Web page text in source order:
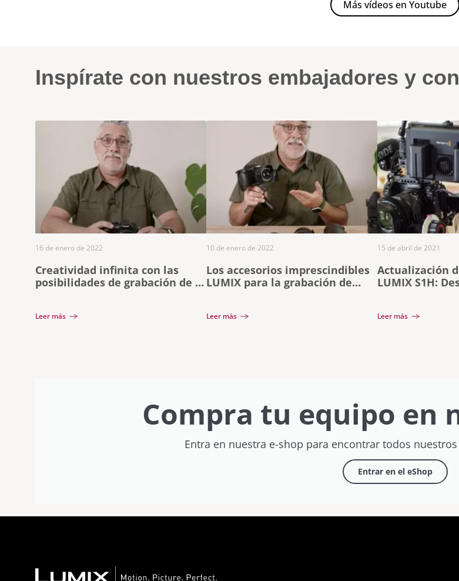
Más vídeos en Youtube
Inspírate con nuestros embajadores y
Creatividad infinita con las
posibilidades de grabación de la
Leer más
16 de enero de 2022
Los accesorios imprescindibles
LUMIX para la grabación de
Leer más
10 de enero de 2022
Actualización
LUMIX S1H:
Leer más
15 de abril de 2021
Compra tu equipo en
Entra en nuestra e-shop para encontrar todos
Entrar en el eShop